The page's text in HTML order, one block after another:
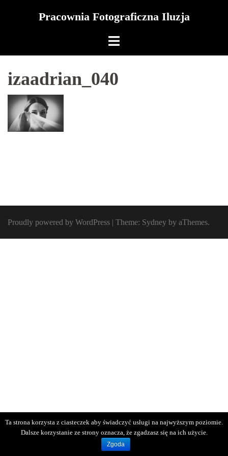
Pracownia Fotograficzna Iluzja
izaadrian_040
Proudly powered by WordPress | Theme: Sydney by aThemes.
Ta strona korzysta z ciasteczek aby świadczyć usługi na najwyższym poziomie.
Dalsze korzystanie ze strony oznacza, że zgadzasz się na ich użycie.
Zgoda